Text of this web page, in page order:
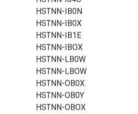
HSTNN-IB0N
HSTNN-IB0X
HSTNN-IB1E
HSTNN-IBOX
HSTNN-LB0W
HSTNN-LBOW
HSTNN-OB0X
HSTNN-OB0Y
HSTNN-OBOX